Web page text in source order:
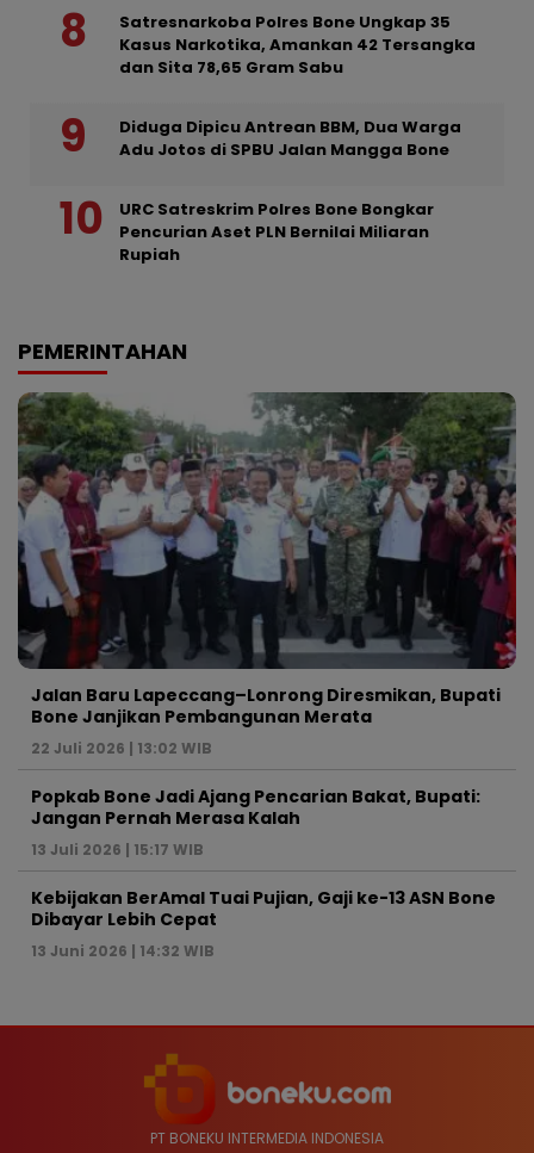
Satresnarkoba Polres Bone Ungkap 35
Kasus Narkotika, Amankan 42 Tersangka
dan Sita 78,65 Gram Sabu
Diduga Dipicu Antrean BBM, Dua Warga
Adu Jotos di SPBU Jalan Mangga Bone
URC Satreskrim Polres Bone Bongkar
Pencurian Aset PLN Bernilai Miliaran
Rupiah
PEMERINTAHAN
Jalan Baru Lapeccang–Lonrong Diresmikan, Bupati
Bone Janjikan Pembangunan Merata
22 Juli 2026 | 13:02 WIB
Popkab Bone Jadi Ajang Pencarian Bakat, Bupati:
Jangan Pernah Merasa Kalah
13 Juli 2026 | 15:17 WIB
Kebijakan BerAmal Tuai Pujian, Gaji ke-13 ASN Bone
Dibayar Lebih Cepat
13 Juni 2026 | 14:32 WIB
PT BONEKU INTERMEDIA INDONESIA